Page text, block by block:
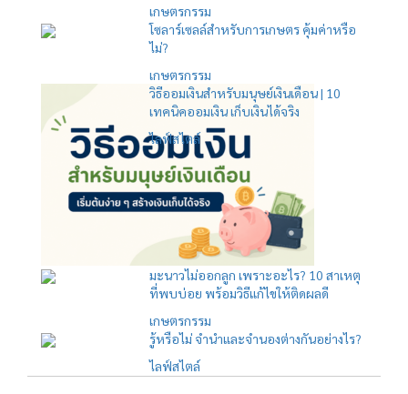
เกษตรกรรม
โซลาร์เซลล์สำหรับการเกษตร คุ้มค่าหรือ
ไม่?
เกษตรกรรม
วิธีออมเงินสำหรับมนุษย์เงินเดือน | 10
เทคนิคออมเงิน เก็บเงินได้จริง
ไลฟ์สไตล์
มะนาวไม่ออกลูก เพราะอะไร? 10 สาเหตุ
ที่พบบ่อย พร้อมวิธีแก้ไขให้ติดผลดี
เกษตรกรรม
รู้หรือไม่ จำนำและจำนองต่างกันอย่างไร?
ไลฟ์สไตล์